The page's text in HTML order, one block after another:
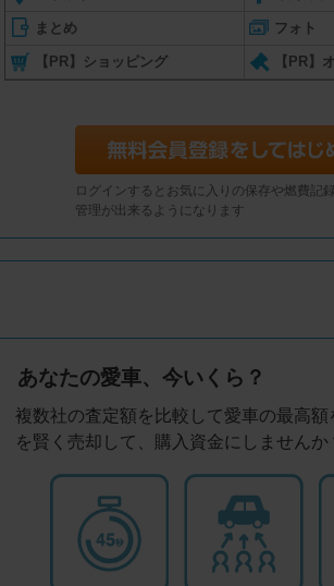
まとめ フォト
【PR】ショッピング 【PR】
ログインするとお気に入りの保存や燃費記
管理が出来るようになります
あなたの愛車、今いくら？
複数社の査定額を比較して愛車の最高
を賢く売却して、購入資金にしませんか